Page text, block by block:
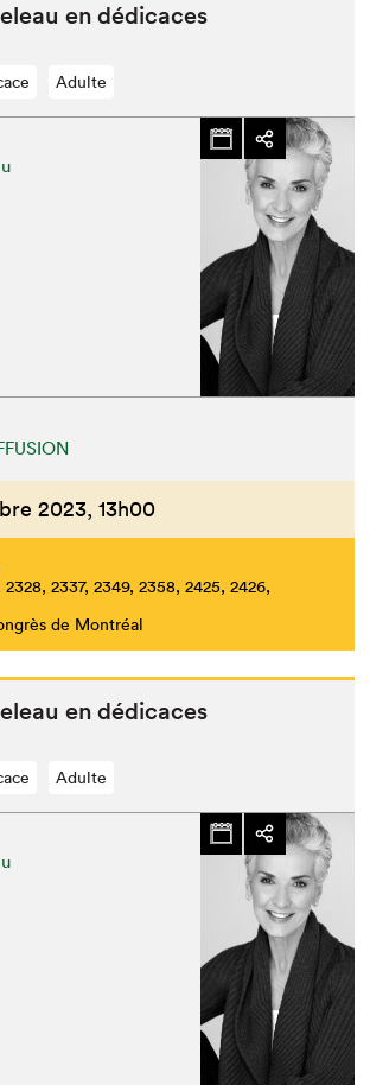
Que cherchez-vous?
en dédicaces
Adulte
2023, 13h00
2328, 2337, 2349, 2358, 2425, 2426,
de Montréal
en dédicaces
Adulte